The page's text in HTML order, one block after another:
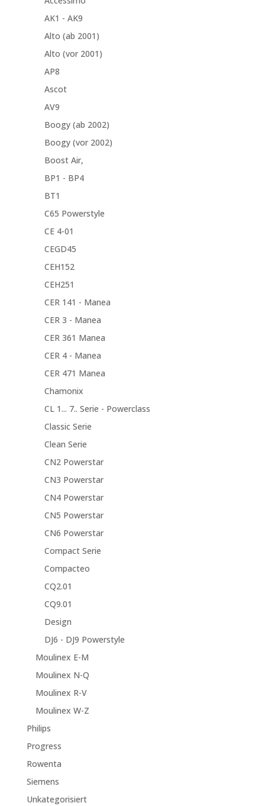
AK1 - AK9
Alto (ab 2001)
Alto (vor 2001)
AP8
Ascot
AV9
Boogy (ab 2002)
Boogy (vor 2002)
Boost Air,
BP1 - BP4
BT1
C65 Powerstyle
CE 4-01
CEGD45
CEH152
CEH251
CER 141 - Manea
CER 3 - Manea
CER 361 Manea
CER 4 - Manea
CER 471 Manea
Chamonix
CL 1... 7.. Serie - Powerclass
Classic Serie
Clean Serie
CN2 Powerstar
CN3 Powerstar
CN4 Powerstar
CN5 Powerstar
CN6 Powerstar
Compact Serie
Compacteo
CQ2.01
CQ9.01
Design
DJ6 - DJ9 Powerstyle
Moulinex E-M
Moulinex N-Q
Moulinex R-V
Moulinex W-Z
Philips
Progress
Rowenta
Siemens
Unkategorisiert